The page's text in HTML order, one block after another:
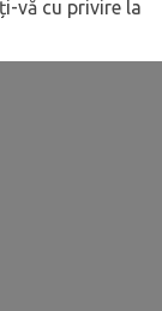
vă cu privire la